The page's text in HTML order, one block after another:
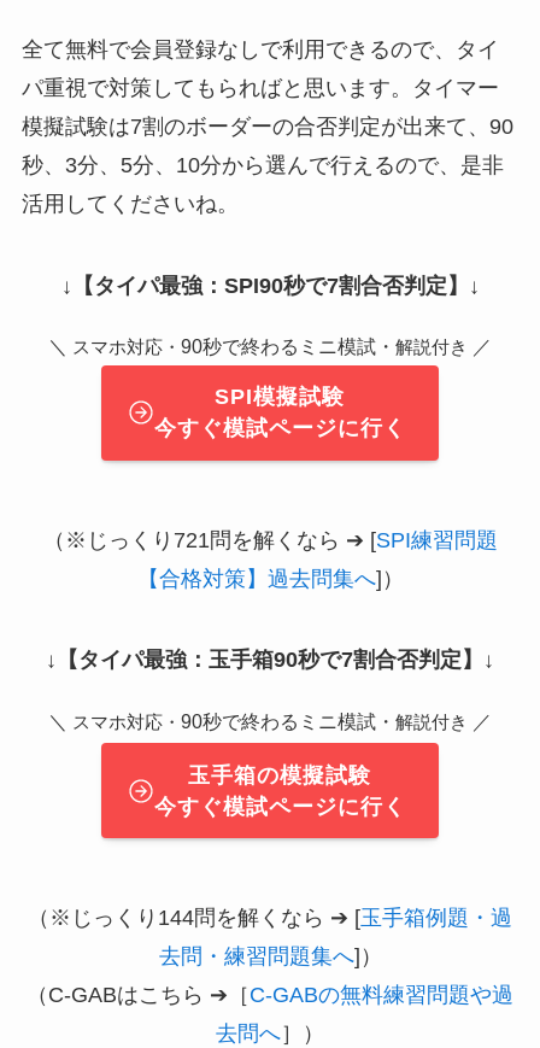
全て無料で会員登録なしで利用できるので、タイ
パ重視で対策してもらればと思います。タイマー
模擬試験は7割のボーダーの合否判定が出来て、90
秒、3分、5分、10分から選んで行えるので、是非
活用してくださいね。
↓ 【タイパ最強：SPI90秒で7割合否判定】 ↓
＼ スマホ対応・ 90秒で終わるミニ模試・ 解説付き ／
SPI模擬試験
今すぐ模試ページに行く
（※じっくり721問を解くなら ➔ [SPI練習問題
【合格対策】過去問集へ]）
↓ 【タイパ最強：玉手箱90秒で7割合否判定】 ↓
＼ スマホ対応・ 90秒で終わるミニ模試・ 解説付き ／
玉手箱の模擬試験
今すぐ模試ページに行く
（※じっくり144問を解くなら ➔ [玉手箱例題・過
去問・練習問題集へ]）
（C-GABはこちら ➔［C-GABの無料練習問題や過
去問へ］）